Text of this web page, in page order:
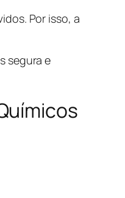
Por isso, a
segura e